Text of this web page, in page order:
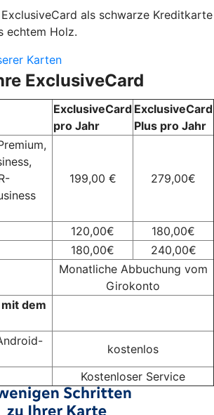
als schwarze Kreditkarte
echtem Holz.
Karten
ExclusiveCard
ExclusiveCard
pro Jahr
ExclusiveCard
Plus pro Jahr
199,00 € 279,00€
120,00€
180,00€
180,00€
240,00€
Monatliche Abbuchung vom
Girokonto
dem
kostenlos
Kostenloser Service